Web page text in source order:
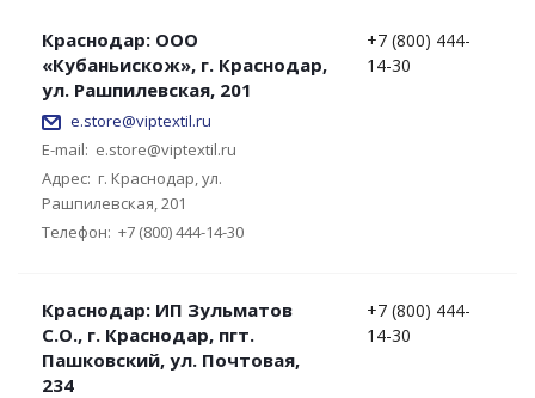
Краснодар: OOO
«Кубаньискож», г. Краснодар,
ул. Рашпилевская, 201
e.store@viptextil.ru
E-mail: e.store@viptextil.ru
Адрес: г. Краснодар, ул.
Рашпилевская, 201
Телефон: +7 (800) 444-14-30
+7 (800) 444-
14-30
Краснодар: ИП Зульматов
С.О., г. Краснодар, пгт.
Пашковский, ул. Почтовая,
234
+7 (800) 444-
14-30